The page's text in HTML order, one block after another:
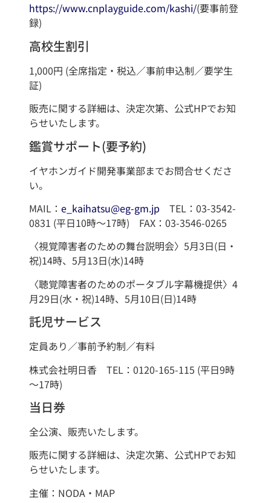
https://www.cnplayguide.com/kashi/(要事前登
録)
高校生割引
1,000円 (全席指定・税込／事前申込制／要学生
証)
販売に関する詳細は、決定次第、公式HPでお知
らせいたします。
鑑賞サポート(要予約)
イヤホンガイド開発事業部までお問合せくださ
い。
MAIL： e_kaihatsu@eg-gm.jp TEL：03-3542-
0831 (平日10時～17時) FAX：03-3546-0265
〈視覚障害者のための舞台説明会〉5月3日(日・
祝)14時、5月13日(水)14時
〈聴覚障害者のためのポータブル字幕機提供〉4
月29日(水・祝)14時、5月10日(日)14時
託児サービス
定員あり／事前予約制／有料
株式会社明日香 TEL：0120-165-115 (平日9時
～17時)
当日券
全公演、販売いたします。
販売に関する詳細は、決定次第、公式HPでお知
らせいたします。
主催：NODA・MAP